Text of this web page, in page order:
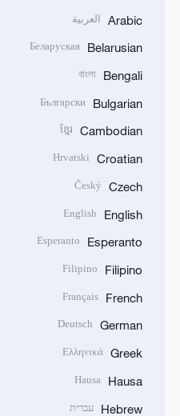
Arabic العربية
Belarusian
Беларуская
Bengali
বাংলা
Bulgarian
Български
Cambodian
ខ្មែរ
Croatian
Hrvatski
Czech
Český
English
English
Esperanto
Esperanto
Filipino
Filipino
French
Français
German
Deutsch
Greek
Ελληνικά
Hausa
Hausa
Hebrew עברית